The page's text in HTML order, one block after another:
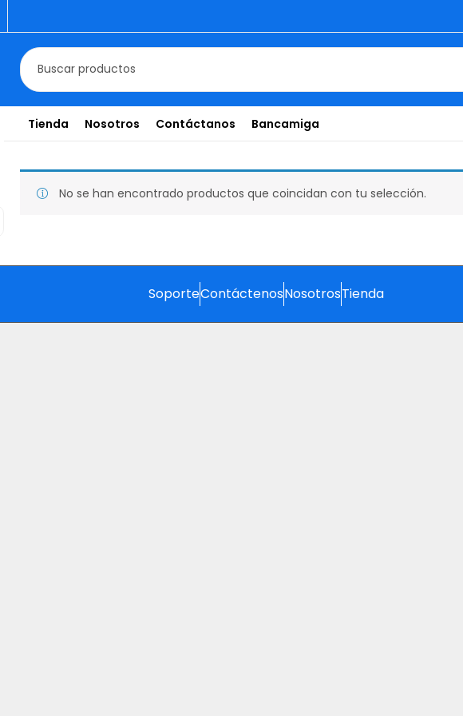
Tienda Nosotros Contáctanos Bancamiga
No se han encontrado productos que coincidan con tu selección.
SoporteContáctenosNosotrosTienda